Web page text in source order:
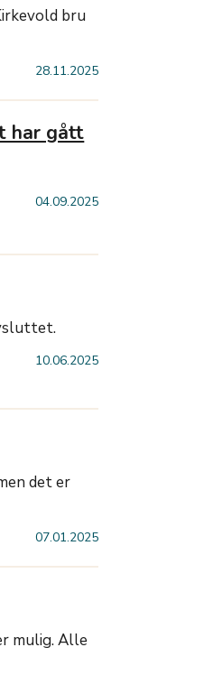
bru
28.11.2025
har gått
04.09.2025
10.06.2025
det er
07.01.2025
mulig. Alle